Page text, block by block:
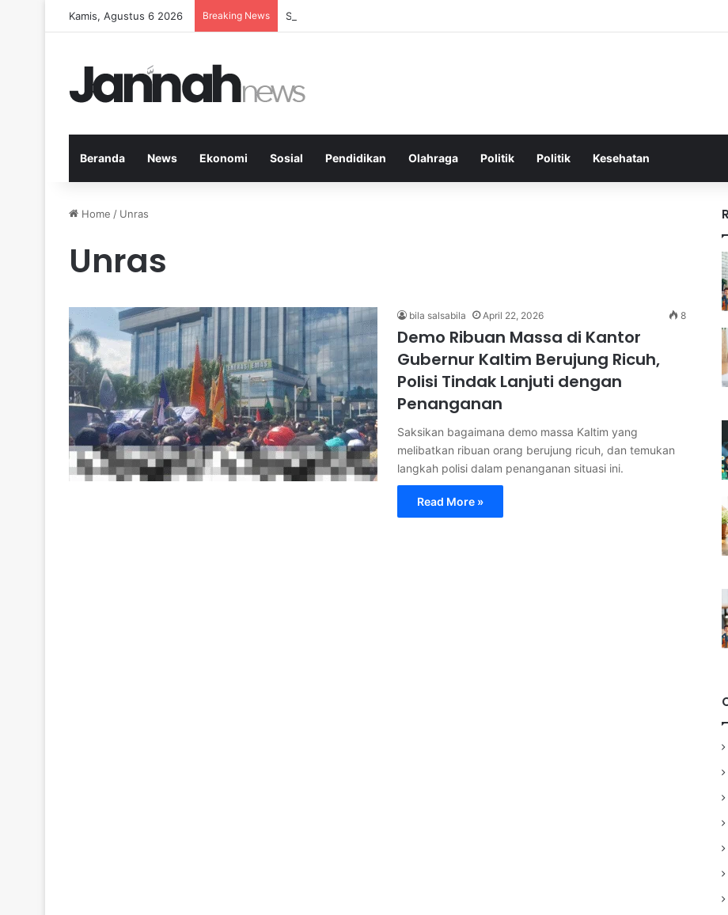
Kamis, Agustus 6 2026 Breaking News Strategi Kesehatan Harian untuk Meningkatkan Vitalitas dan Mengatasi Kelelahan Sehari-
Beranda News Ekonomi Sosial Pendidikan Olahraga Politik Politik Kesehatan
Home / Unras
Unras
bila salsabila April 22, 2026 8
Demo Ribuan Massa di Kantor
Gubernur Kaltim Berujung Ricuh,
Polisi Tindak Lanjuti dengan
Penanganan
Saksikan bagaimana demo massa Kaltim yang
melibatkan ribuan orang berujung ricuh, dan temukan
langkah polisi dalam penanganan situasi ini.
Read More »